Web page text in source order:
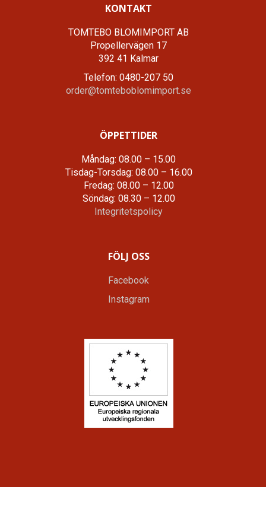
KONTAKT
TOMTEBO BLOMIMPORT AB
Propellervägen 17
392 41 Kalmar
Telefon: 0480-207 50
order@tomteboblomimport.se
ÖPPETTIDER
Måndag: 08.00 – 15.00
Tisdag-Torsdag: 08.00 – 16.00
Fredag: 08.00 – 12.00
Söndag: 08.30 – 12.00
Integritetspolicy
FÖLJ OSS
Facebook
Instagram